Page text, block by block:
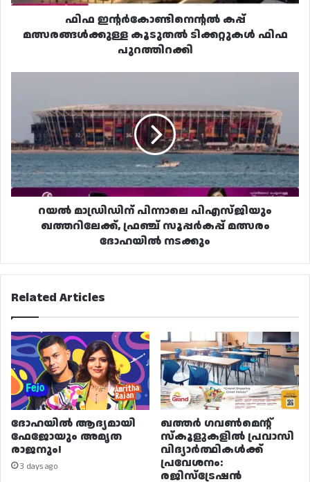
ഫിഫ ഇന്റർകോണ്ടിനെന്റൽ കപ്പ്
മത്സരങ്ങൾക്കുള്ള കൂടുതൽ ടിക്കറ്റുകൾ ഫിഫ
പുറത്തിറക്കി
പിന്നാലെ
പിഎസ്‌ജിയും
ഖത്തറിലേക്ക്,
ഫ്രഞ്ച്
സൂപ്പർകപ്പ്
മത്സരം
ദോഹയിൽ
നടക്കുംറയൽ മാഡ്രിഡിന് പിന്നാലെ പിഎസ്‌ജിയും
ഖത്തറിലേക്ക്, ഫ്രഞ്ച് സൂപ്പർകപ്പ് മത്സരം
ദോഹയിൽ നടക്കും
Related Articles
ദോഹയിൽ ആദ്യമായി
ഫേജോയും അമൃത
രാജനും!
3 days ago
ഖത്തർ ഗവൺമെന്റ്
സ്കൂളുകളിൽ പ്രവാസി
വിദ്യാർത്ഥികൾക്ക്
പ്രവേശനം:
രജിസ്ട്രേഷൻ